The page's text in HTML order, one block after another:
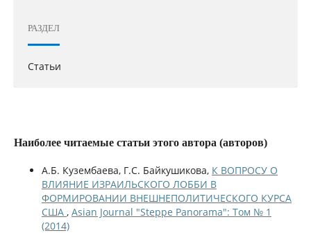
РАЗДЕЛ
Статьи
Наиболее читаемые статьи этого автора (авторов)
А.Б. Кузембаева, Г.С. Байкушикова, К ВОПРОСУ О
ВЛИЯНИЕ ИЗРАИЛЬСКОГО ЛОББИ В
ФОРМИРОВАНИИ ВНЕШНЕПОЛИТИЧЕСКОГО КУРСА
США , Asian Journal "Steppe Panorama": Том № 1
(2014)